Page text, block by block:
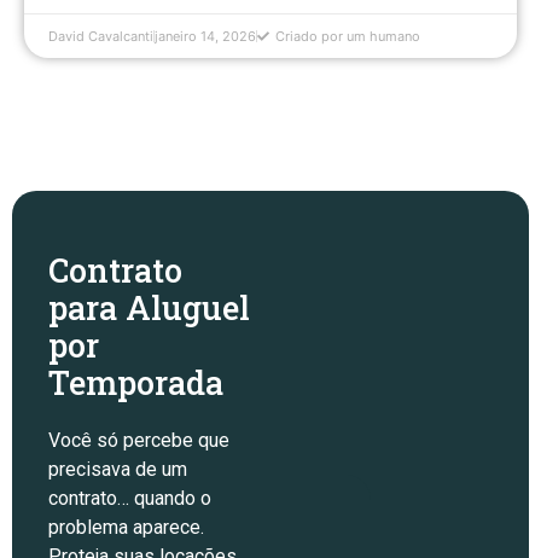
David Cavalcanti janeiro 14, 2026 Criado por um humano
Contrato
para Aluguel
por
Temporada
Você só percebe que
precisava de um
contrato… quando o
problema aparece.